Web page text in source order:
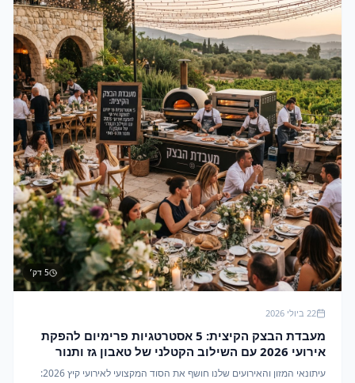
5 דק׳
22 ביולי 2026
מעבדת הבצק הקיצית: 5 אסטרטגיות פרימיום להפקת
אירועי 2026 עם השילוב הקטלני של טאבון גז ותנור
תלת-פאזי
עיתונאי המזון והאירועים שלנו חושף את הסוד המקצועי לאירועי קיץ 2026: